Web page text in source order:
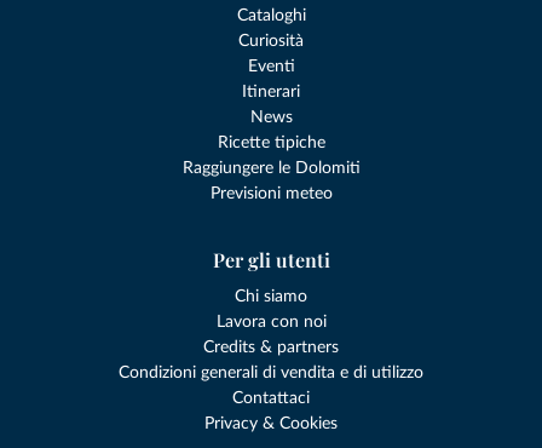
Cataloghi
Curiosità
Eventi
Itinerari
News
Ricette tipiche
Raggiungere le Dolomiti
Previsioni meteo
Per gli utenti
Chi siamo
Lavora con noi
Credits & partners
Condizioni generali di vendita e di utilizzo
Contattaci
Privacy & Cookies